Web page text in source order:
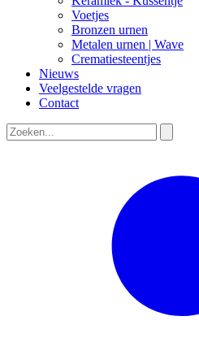
Voetjes
Bronzen urnen
Metalen urnen | Wave
Crematiesteentjes
Nieuws
Veelgestelde vragen
Contact